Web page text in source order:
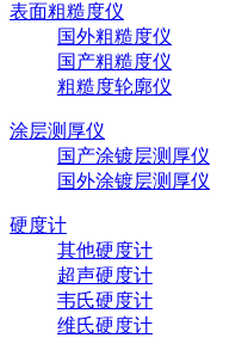
表面粗糙度仪
国外粗糙度仪
国产粗糙度仪
粗糙度轮廓仪
涂层测厚仪
国产涂镀层测厚仪
国外涂镀层测厚仪
硬度计
其他硬度计
超声硬度计
韦氏硬度计
维氏硬度计